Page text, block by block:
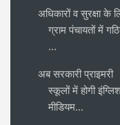
अधिकारों व सुरक्षा के
ग्राम पंचायतों में
...
अब सरकारी प्राइमरी
स्कूलों में होगी
मीडियम...